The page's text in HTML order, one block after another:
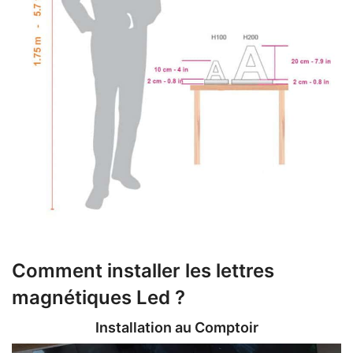
Comment installer les lettres
magnétiques Led ?
Installation au Comptoir